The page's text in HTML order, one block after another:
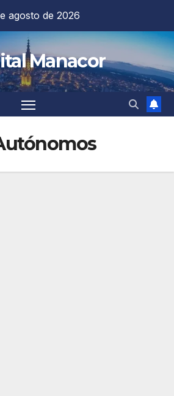
agosto de 2026
Manacor